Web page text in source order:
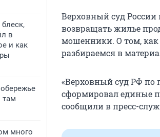
в
и как
там
много
Верховный суд
возвращать жилье
мошенники. О том, как
разбираемся в
«Верховный суд РФ по
сформировал единые
сообщили в пресс-